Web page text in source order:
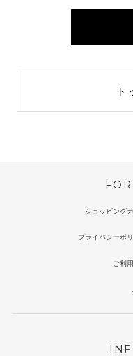
ト
ショッピング
プライバシーポ
ご利